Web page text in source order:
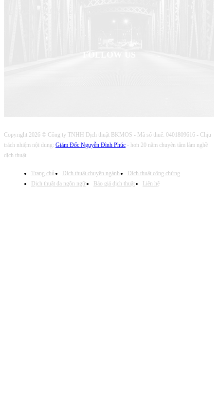
FOLLOW US
Copyright 2026 © Công ty TNHH Dịch thuật BKMOS - Mã số thuế: 0401809616 - Chịu
trách nhiệm nội dung: Giám Đốc Nguyễn Đình Phúc - hơn 20 năm chuyên tâm làm nghề
dịch thuật
Trang chủ Dịch thuật chuyên ngành
Dịch thuật công chứng
Dịch thuật đa ngôn ngữ
Báo giá dịch thuật Liên hệ